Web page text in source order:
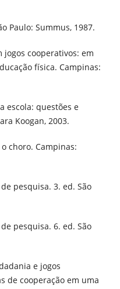
Paulo: Summus, 1987.
jogos cooperativos: em
física. Campinas:
escola: questões e
Koogan, 2003.
o choro. Campinas:
pesquisa. 3. ed. São
pesquisa. 6. ed. São
e jogos
de cooperação em uma